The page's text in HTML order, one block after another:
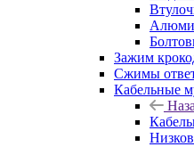
Зажим
Сжимы
Кабельные